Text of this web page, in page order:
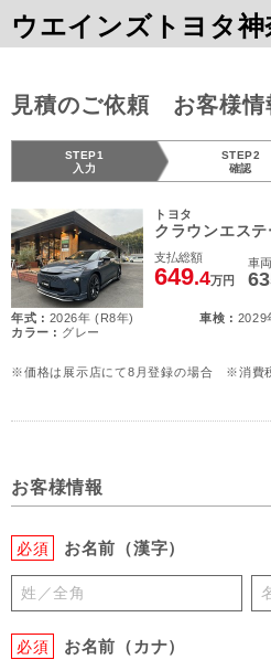
ウエインズトヨタ神
見積のご依頼 お客様情
STEP1
入力
STEP2
確認
トヨタ
クラウンエス
支払総額
649.4万円
車
年式 : 2026年 (R8年) 車検 : 2029
カラー : グレー
※価格は展示店にて8月登録の場合 ※消費
お客様情報
必須 お名前（漢字）
必須 お名前（カナ）